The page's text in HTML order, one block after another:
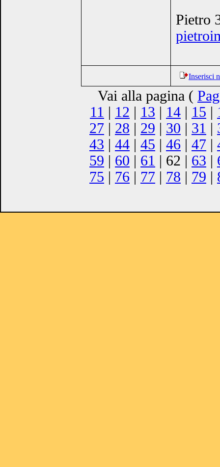
Pietro
Inserisci
Vai alla pagina (
11 | 12 | 13 | 14 | 15 |
27 | 28 | 29 | 30 | 31 |
43 | 44 | 45 | 46 | 47 |
59 | 60 | 61 | 62 | 63 |
75 | 76 | 77 | 78 | 79 |